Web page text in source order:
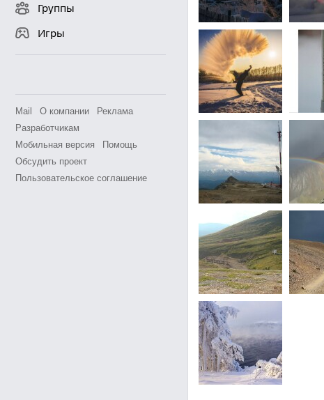
Группы
Игры
Mail О компании
Реклама
Разработчикам
Мобильная версия
Помощь
Обсудить проект
Пользовательское соглашение